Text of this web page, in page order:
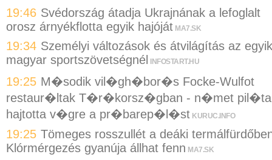
19:46 Svédország átadja Ukrajnának a lefoglalt
orosz árnyékflotta egyik hajóját MA7.SK
19:34 Személyi változások és átvilágítás az egyik
magyar sportszövetségnél
INFOSTART.HU
19:25 M�sodik vil�gh�bor�s Focke-Wulfot
restaur�ltak T�r�korsz�gban - n�met pil�ta
hajtotta v�gre a pr�barep�l�st KURUC.INFO
19:25 Tömeges rosszullét a deáki
Klórmérgezés gyanúja állhat fenn MA7.SK